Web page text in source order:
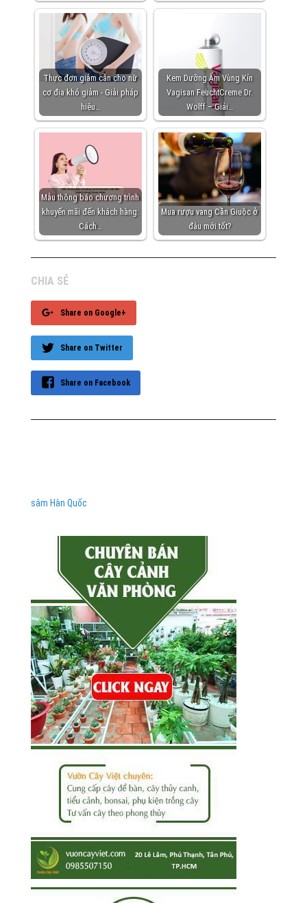
Thực đơn giảm cân cho nữ
cơ địa khó giảm - Giải pháp
hiệu…
Kem Dưỡng Ẩm Vùng Kín
Vagisan FeuchtCreme Dr.
Wolff – Giải…
Mẫu thông báo chương trình
khuyến mãi đến khách hàng:
Cách…
Mua rượu vang Cần Giuộc ở
đâu mới tốt?
CHIA SẺ
Share on Google+
Share on Twitter
Share on Facebook
sâm Hàn Quốc